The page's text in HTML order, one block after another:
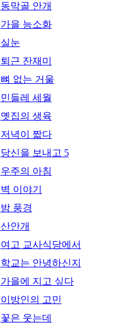
동막골 안개
가을 능소화
실눈
퇴근 잔재미
뼈 없는 거울
민들레 세월
옛집의 생육
저녁이 짧다
당신을 보내고 5
우주의 아침
벽 이야기
밤 풍경
산안개
여고 교사식당에서
학교는 안녕하신지
가을에 지고 싶다
이방인의 고민
꽃은 웃는데